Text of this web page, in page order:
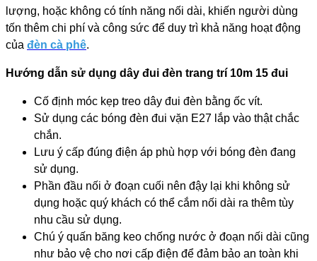
lượng, hoặc không có tính năng nối dài, khiến người dùng
tốn thêm chi phí và công sức để duy trì khả năng hoạt động
của đèn cà phê.
Hướng dẫn sử dụng dây đui đèn trang trí 10m 15 đui
Cố định móc kẹp treo dây đui đèn bằng ốc vít.
Sử dụng các bóng đèn đui vặn E27 lắp vào thật chắc
chắn.
Lưu ý cấp đúng điện áp phù hợp với bóng đèn đang
sử dụng.
Phần đầu nối ở đoạn cuối nên đậy lại khi không sử
dụng hoặc quý khách có thể cắm nối dài ra thêm tùy
nhu cầu sử dụng.
Chú ý quấn băng keo chống nước ở đoạn nối dài cũng
như bảo vệ cho nơi cấp điện để đảm bảo an toàn khi